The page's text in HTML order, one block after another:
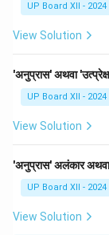
UP Board XII - 2024
View Solution
'अनुप्रास' अथवा
UP Board XII - 2024
View Solution
'अनुप्रास' अलंकार
UP Board XII - 2024
View Solution